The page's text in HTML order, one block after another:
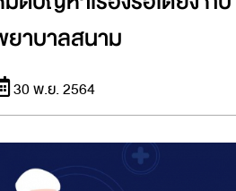
าบาลสนาม
30 พ.ย. 2564